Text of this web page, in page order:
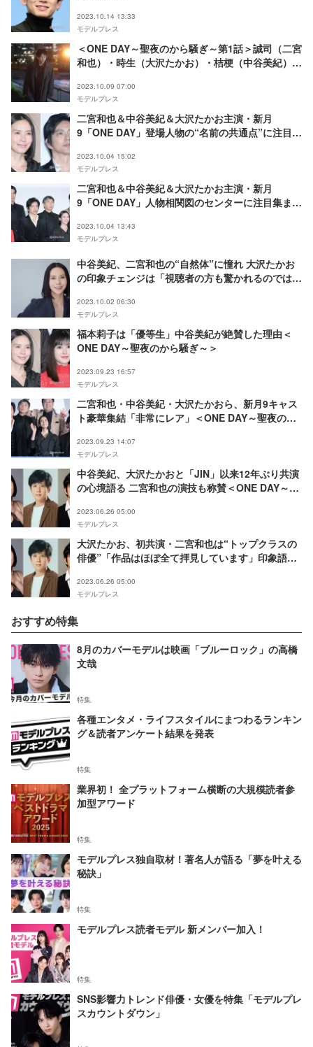
2023.10.14 13:33
モデルプレス
＜ONE DAY～聖夜のから騒ぎ～第1話＞誠司（二宮
和也）・時生（大沢たかお）・桔梗（中谷美紀）、
2023.10.09 07:00
モデルプレス
二宮和也＆中谷美紀＆大沢たかお主演・新月
9「ONE DAY」登場人物の“名前の共通点”に注目
2023.10.04 15:02
モデルプレス
二宮和也＆中谷美紀＆大沢たかお主演・新月
9「ONE DAY」人物相関図のセンターに注目集まる
2023.10.04 13:43
モデルプレス
中谷美紀、二宮和也の“自然体”に憧れ 大沢たかお
の印象チェンジは「視聴者の方も驚かれるのでは」
＞
2023.10.02 06:30
モデルプレス
福本莉子は「優等生」中谷美紀が絶賛した理由＜
ONE DAY～聖夜のから騒ぎ～＞
2023.09.23 16:57
モデルプレス
二宮和也・中谷美紀・大沢たかおら、新月9キャス
ト豪華集結「非常にレア」＜ONE DAY～聖夜のか
2023.09.23 14:07
モデルプレス
中谷美紀、大沢たかおと「JIN」以来12年ぶり共演
の心境語る 二宮和也の演技も称賛＜ONE DAY～聖
2023.06.26 05:00
モデルプレス
大沢たかお、初共演・二宮和也は“トップクラスの
俳優”「作品はほぼ全て拝見しています」印象語る
2023.06.26 05:00
モデルプレス
おすすめ特集
8月のカバーモデルは映画「ブルーロック」の高橋
文哉
特集
各種エンタメ・ライフスタイルにまつわるランキン
グ＆読者アンケート結果を発表
特集
業界初！ 全プラットフォーム横断の大規模読者参
加型アワード
特集
モデルプレス独自取材！著名人が語る「夢を叶える
秘訣」
特集
モデルプレス読者モデル 新メンバー加入！
特集
SNS影響力トレンド俳優・女優を特集「モデルプレ
スカウントダウン」